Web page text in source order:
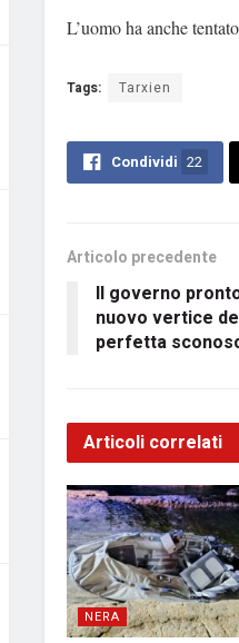
L’uomo ha anche
Tags: Tarxien
Condividi 22
Articolo precedente
Il governo
nuovo vertice
perfetta
Articoli correlati
NERA